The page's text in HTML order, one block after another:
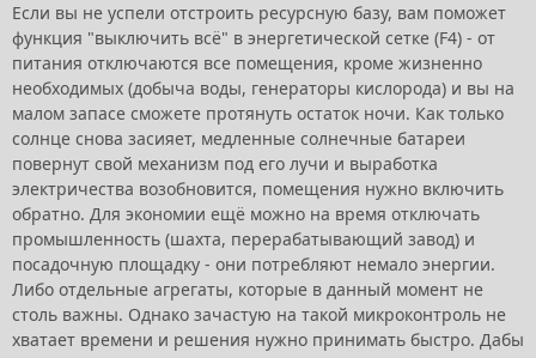
Если вы не успели отстроить ресурсную базу, вам поможет
функция "выключить всё" в энергетической сетке (F4) - от
питания отключаются все помещения, кроме жизненно
необходимых (добыча воды, генераторы кислорода) и вы на
малом запасе сможете протянуть остаток ночи. Как только
солнце снова засияет, медленные солнечные батареи
повернут свой механизм под его лучи и выработка
электричества возобновится, помещения нужно включить
обратно. Для экономии ещё можно на время отключать
промышленность (шахта, перерабатывающий завод) и
посадочную площадку - они потребляют немало энергии.
Либо отдельные агрегаты, которые в данный момент не
столь важны. Однако зачастую на такой микроконтроль не
хватает времени и решения нужно принимать быстро. Дабы